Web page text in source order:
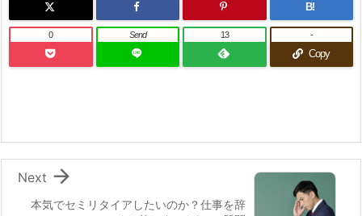
B!
0 Send 13
Copy
-
本気でセミリタイアしたいのか？仕事を辞

Next